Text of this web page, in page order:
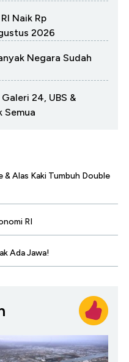
Naik Rp
2026
Negara Sudah
24, UBS &
Semua
Alas Kaki Tumbuh Double
RI
Ada Jawa!